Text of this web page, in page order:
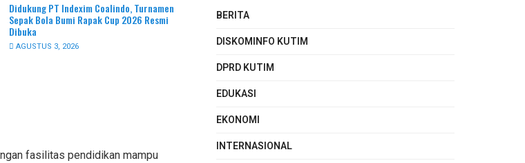
Didukung PT Indexim Coalindo, Turnamen
Sepak Bola Bumi Rapak Cup 2026 Resmi
Dibuka
AGUSTUS 3, 2026
fasilitas pendidikan mampu
BERITA
DISKOMINFO KUTIM
DPRD KUTIM
EDUKASI
EKONOMI
INTERNASIONAL